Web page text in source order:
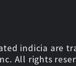
indicia
All rights